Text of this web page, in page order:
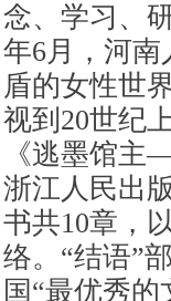
念、学习、
年6月，河南
盾的女性世
视到 20世纪
《逃墨馆
浙江人民出
书共10章，
络。“结语”
国“最优秀